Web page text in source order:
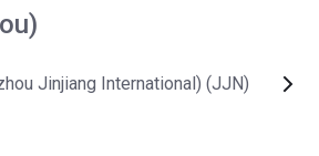
Jinjiang International) (JJN)